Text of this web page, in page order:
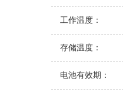
工作温度：
存储温度：
电池有效期：